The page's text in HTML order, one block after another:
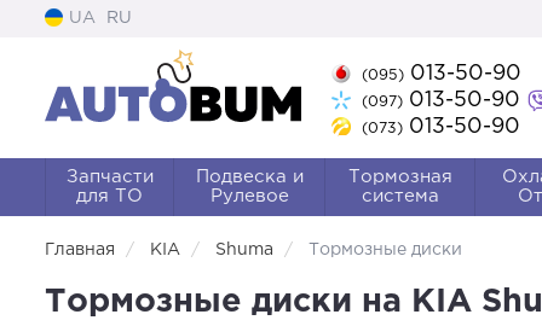
UA RU
(095)013-50-90
(097)013-50-90
(073)013-50-90
Запчасти
для ТО
Подвеска и
Рулевое
Тормозная
система
Главная KIA Shuma Тормозные диски
Тормозные диски на KIA